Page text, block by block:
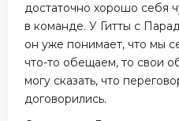
достаточно хорошо себя
в команде. У Гитты с
он уже понимает, что мы
что-то обещаем, то свои
могу сказать, что
договорились.